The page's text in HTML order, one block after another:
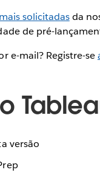
solicitadasda
de pré-
e-mail? Registre-se
versão